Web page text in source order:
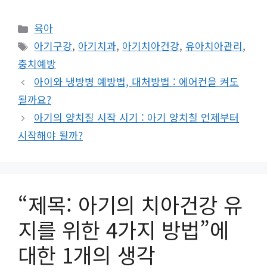
카
테
고
리
육아
태
그
아기구강, 아기치과, 아기치아건강,유아치아관리,
충치예방
아이와 냉방병 예방법, 대처방법 : 에어컨을 켜도
될까요?
아기의 양치질 시작 시기 : 아기 양치칠 언제부터
시작해야 될까?
“제목: 아기의 치아건강 유
지를 위한 4가지 방법”에
대한 1개의 생각